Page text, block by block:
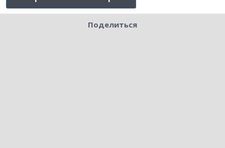
Поделиться